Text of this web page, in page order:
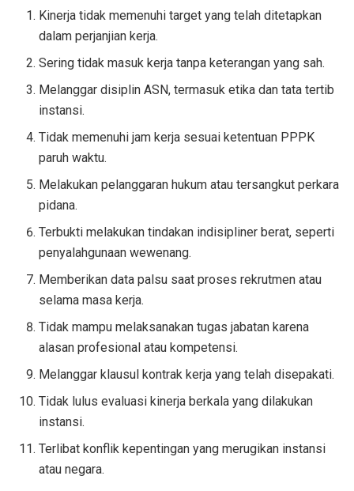
Kinerja tidak memenuhi target yang telah ditetapkan
dalam perjanjian kerja.
Sering tidak masuk kerja tanpa keterangan yang sah.
Melanggar disiplin ASN, termasuk etika dan tata tertib
instansi.
Tidak memenuhi jam kerja sesuai ketentuan PPPK
paruh waktu.
Melakukan pelanggaran hukum atau tersangkut perkara
pidana.
Terbukti melakukan tindakan indisipliner berat, seperti
penyalahgunaan wewenang.
Memberikan data palsu saat proses rekrutmen atau
selama masa kerja.
Tidak mampu melaksanakan tugas jabatan karena
alasan profesional atau kompetensi.
Melanggar klausul kontrak kerja yang telah disepakati.
Tidak lulus evaluasi kinerja berkala yang dilakukan
instansi.
Terlibat konflik kepentingan yang merugikan instansi
atau negara.